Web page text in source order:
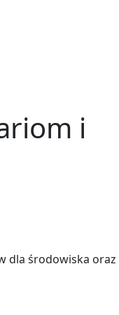
i
dla środowiska oraz